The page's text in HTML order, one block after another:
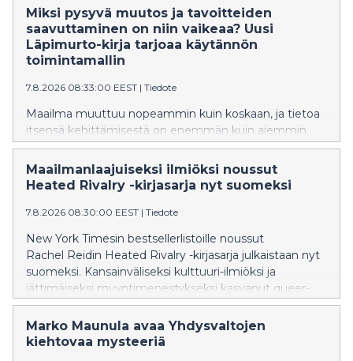
houkuttelevimmat käsityökirjat, jotka inspiroivat
pitkään.
Miksi pysyvä muutos ja tavoitteiden
saavuttaminen on niin vaikeaa? Uusi
Läpimurto-kirja tarjoaa käytännön
toimintamallin
7.8.2026 08:33:00 EEST | Tiedote
Maailma muuttuu nopeammin kuin koskaan, ja tietoa
itsensä kehittämisestä on enemmän kuin aiemmin.
Moni tietää, mitä pitäisi tehdä, mutta pysyvän
muutoksen tekeminen jää toteutumatta. Samalla
työelämän vaatimukset kasvavat, epävarmuus
lisääntyy ja yhä useampi etsii keinoja rakentaa kestävää
suorituskykyä, hyvinvointia ja merkityksellisyyttä. Tästä
Maailmanlaajuiseksi ilmiöksi noussut
Heated Rivalry -kirjasarja nyt suomeksi
7.8.2026 08:30:00 EEST | Tiedote
New York Timesin bestsellerlistoille noussut
Rachel Reidin Heated Rivalry -kirjasarja julkaistaan nyt
suomeksi. Kansainväliseksi kulttuuri-ilmiöksi ja
jättimäiseksi myyntimenestykseksi kasvanut queer-
jääkiekkoromanssien sarja käynnistyy elokuussa
teoksella Game Changer – Käänteentekijä.
Marko Maunula avaa Yhdysvaltojen
kiehtovaa mysteeriä